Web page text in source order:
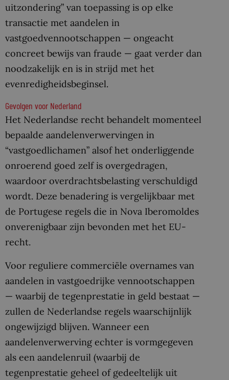
uitzondering” van toepassing is op elke
transactie met aandelen in
vastgoedvennootschappen — ongeacht
concreet bewijs van fraude — gaat verder dan
noodzakelijk en is in strijd met het
evenredigheidsbeginsel.
Gevolgen voor Nederland
Het Nederlandse recht behandelt momenteel
bepaalde aandelenverwervingen in
“vastgoedlichamen” alsof het onderliggende
onroerend goed zelf is overgedragen,
waardoor overdrachtsbelasting verschuldigd
wordt. Deze benadering is vergelijkbaar met
de Portugese regels die in Nova Iberomoldes
onverenigbaar zijn bevonden met het EU-
recht.
Voor reguliere commerciële overnames van
aandelen in vastgoedrijke vennootschappen
— waarbij de tegenprestatie in geld bestaat —
zullen de Nederlandse regels waarschijnlijk
ongewijzigd blijven. Wanneer een
aandelenverwerving echter is vormgegeven
als een aandelenruil (waarbij de
tegenprestatie geheel of gedeeltelijk uit